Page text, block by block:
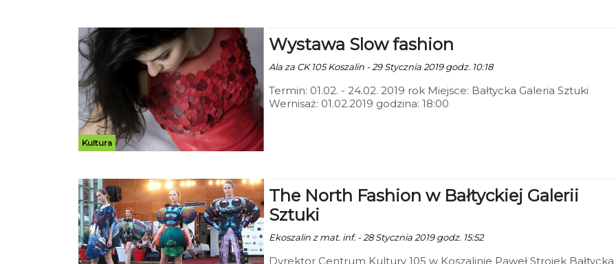
Kultura
Wystawa Slow fashion
Ala za CK 105 Koszalin - 29 Stycznia 2019 godz. 10:18
Termin: 01.02. - 24.02. 2019 rok Miejsce: Bałtycka Galeria Sztuki
Wernisaż: 01.02.2019 godzina: 18:00
The North Fashion w Bałtyckiej Galerii
Sztuki
Ekoszalin z mat. inf. - 28 Stycznia 2019 godz. 15:52
Dyrektor Centrum Kultury 105 w Koszalinie Paweł Strojek Bałtycka